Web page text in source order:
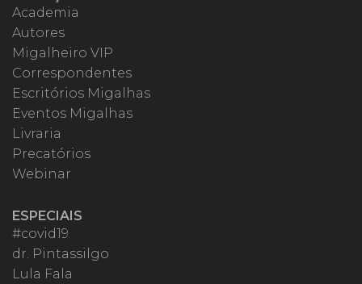
Academia
Autores
Migalheiro VIP
Correspondentes
Escritórios Migalhas
Eventos Migalhas
Livraria
Precatórios
Webinar
ESPECIAIS
#covid19
dr. Pintassilgo
Lula Fala